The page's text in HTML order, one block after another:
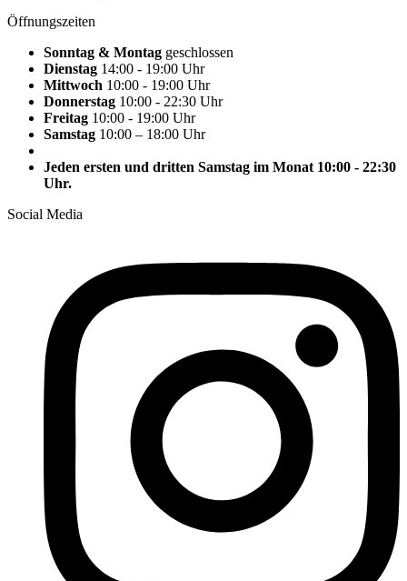
Öffnungszeiten
Sonntag & Montag geschlossen
Dienstag 14:00 - 19:00 Uhr
Mittwoch 10:00 - 19:00 Uhr
Donnerstag 10:00 - 22:30 Uhr
Freitag 10:00 - 19:00 Uhr
Samstag 10:00 – 18:00 Uhr
Jeden ersten und dritten Samstag im Monat 10:00 - 22:30
Uhr.
Social Media